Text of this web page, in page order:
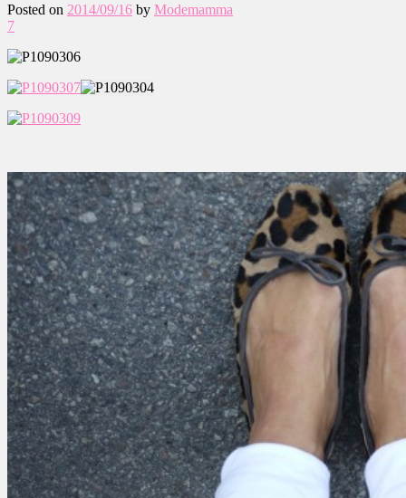
Posted on 2014/09/16 by Modemamma
7